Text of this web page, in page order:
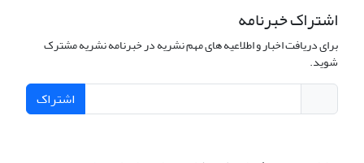
اشتراک خبرنامه
برای دریافت اخبار و اطلاعیه های مهم نشریه در خبرنامه نشریه مشترک
شوید.
اشتراک